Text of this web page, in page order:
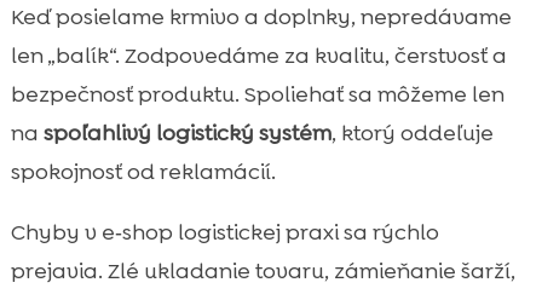
 Od objednávky po doručenie: mapovanie
cesty zásielky krok za krokom
Riadenie zásob bez stresu: dostupnosť,
obrat, bezpečnostné zásoby
nestrážime, to nás dobehne

charakteristiky prémiového krmiva v
Keď posielame krmivo a doplnky, nepredávame
len „balík“. Zodpovedáme za kvalitu, čerstvosť a
bezpečnosť produktu. Spoliehať sa môžeme len
na spoľahlivý logistický systém, ktorý oddeľuje
spokojnosť od reklamácií.
Chyby v e‑shop logistickej praxi sa rýchlo
prejavia. Zlé ukladanie tovaru, zámieňanie šarží,